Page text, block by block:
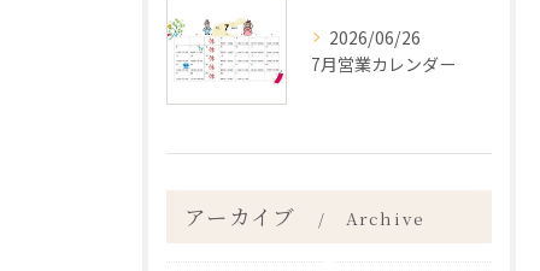
2026/06/26
7月営業カレンダー
アーカイブ Archive